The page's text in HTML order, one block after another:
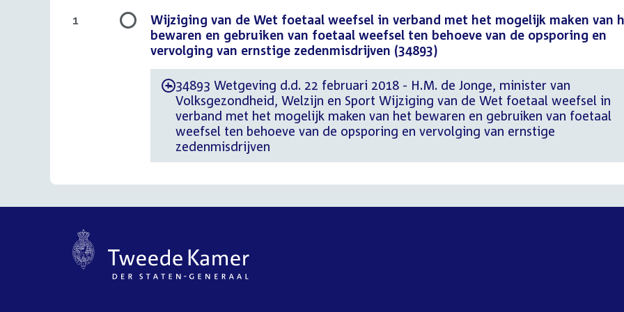
Wijziging van de Wet foetaal weefsel in verband met het mogelijk maken van
bewaren en gebruiken van foetaal weefsel ten behoeve van de opsporing en
vervolging van ernstige zedenmisdrijven (34893)
-34893 Wetgeving d.d. 22 februari 2018 - H.M. de Jonge, minister van
Volksgezondheid, Welzijn en Sport Wijziging van de Wet foetaal weefsel in
verband met het mogelijk maken van het bewaren en gebruiken van foetaal
weefsel ten behoeve van de opsporing en vervolging van ernstige
zedenmisdrijven
1